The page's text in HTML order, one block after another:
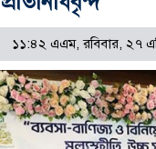
১১:৪২ এএম, রবিবার, ২৭